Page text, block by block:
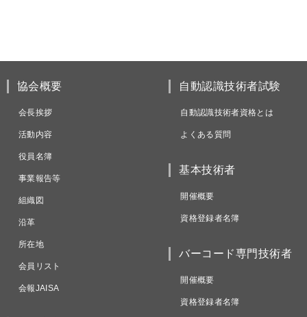
協会概要
会長挨拶
活動内容
役員名簿
事業報告等
組織図
沿革
所在地
会員リスト
会報JAISA
自動認識技術者試験
自動認識技術者資格とは
よくある質問
基本技術者
開催概要
資格登録者名簿
バーコード専門技術者
開催概要
資格登録者名簿